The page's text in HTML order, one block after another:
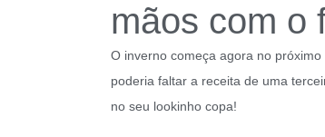
mãos com o
O inverno começa agora no
poderia faltar a receita de uma
no seu lookinho copa!